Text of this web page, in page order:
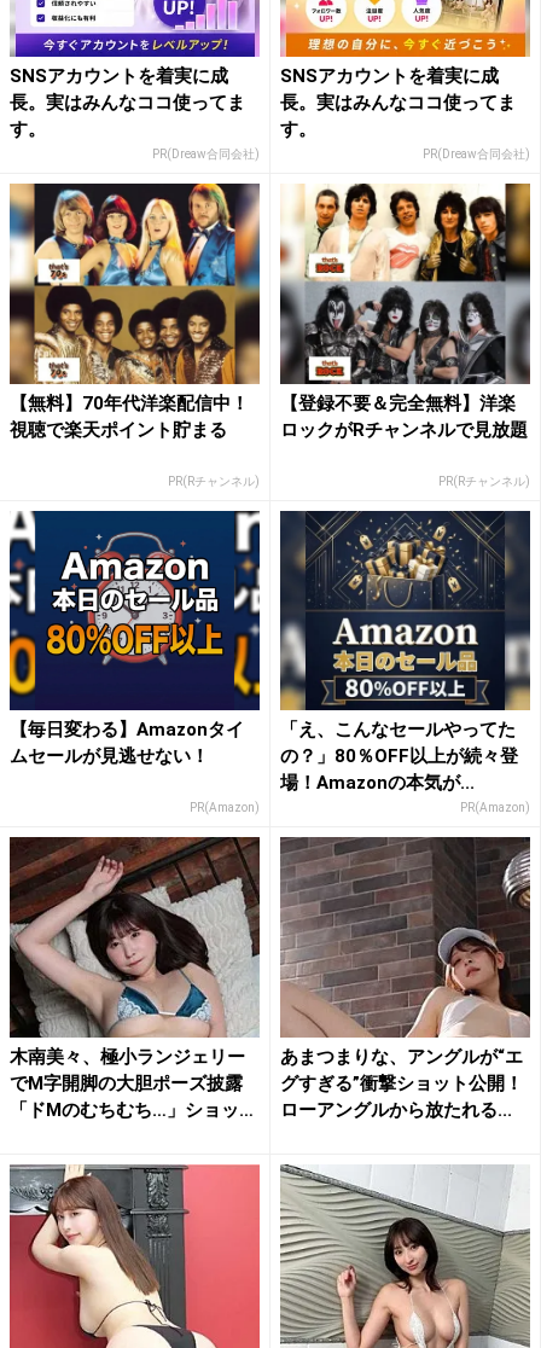
SNSアカウントを着実に成
長。実はみんなココ使ってま
す。
PR(Dreaw合同会社)
SNSアカウントを着実に成
長。実はみんなココ使ってま
す。
PR(Dreaw合同会社)
【無料】70年代洋楽配信中！
視聴で楽天ポイント貯まる
PR(Rチャンネル)
【登録不要＆完全無料】洋楽
ロックがRチャンネルで見放題
PR(Rチャンネル)
【毎日変わる】Amazonタイ
ムセールが見逃せない！
PR(Amazon)
「え、こんなセールやってた
の？」80％OFF以上が続々登
場！Amazonの本気が...
PR(Amazon)
木南美々、極小ランジェリー
でM字開脚の大胆ポーズ披露
「ドMのむちむち…」ショッ
あまつまりな、アングルが“エ
グすぎる”衝撃ショット公開！
ローアングルから放たれる...